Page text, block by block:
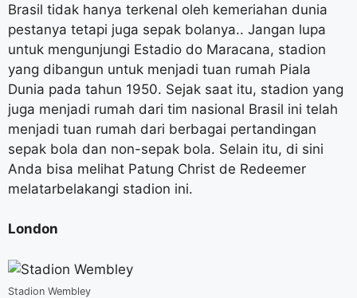
Brasil tidak hanya terkenal oleh kemeriahan dunia
pestanya tetapi juga sepak bolanya.. Jangan lupa
untuk mengunjungi Estadio do Maracana, stadion
yang dibangun untuk menjadi tuan rumah Piala
Dunia pada tahun 1950. Sejak saat itu, stadion yang
juga menjadi rumah dari tim nasional Brasil ini telah
menjadi tuan rumah dari berbagai pertandingan
sepak bola dan non-sepak bola. Selain itu, di sini
Anda bisa melihat Patung Christ de Redeemer
melatarbelakangi stadion ini.
London
Stadion Wembley